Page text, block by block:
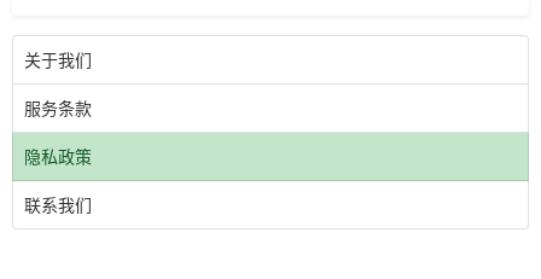
关于我们
服务条款
隐私政策
联系我们